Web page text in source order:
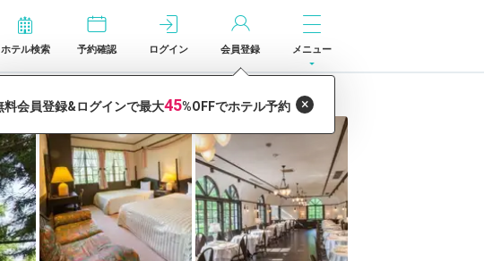
ホテル検索 予約確認 ログイン 会員登録 メニュー